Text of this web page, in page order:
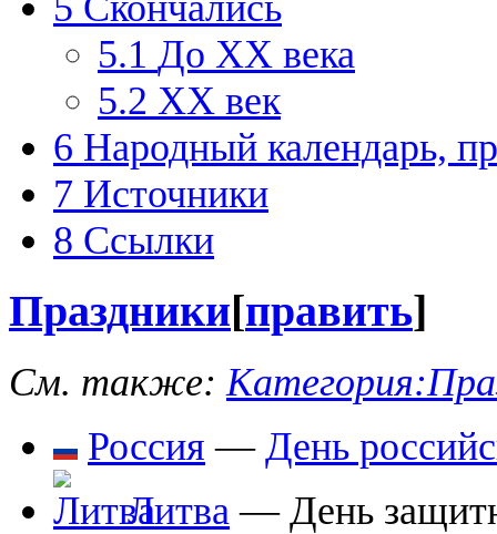
5.1 До XX века
5.2 XX век
6 Народный календарь,
7 Источники
8 Ссылки
Праздники[править]
См. также:
Россия — День
Литва — День